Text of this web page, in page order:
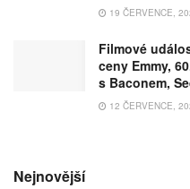
19 ČERVENCE,
Filmové
ceny Emmy,
s Baconem,
12 ČERVENCE,
Nejnovější